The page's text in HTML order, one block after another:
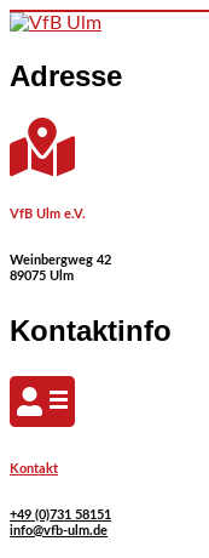
Skip to content
Adresse
VfB Ulm e.V.
Weinbergweg 42
89075 Ulm
Kontaktinfo
Kontakt
+49 (0)731 58151
info@vfb-ulm.de